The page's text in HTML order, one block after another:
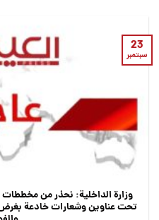
وزارة الداخلية: نحذر من مخططات
تحت عناوين وشعارات خادعة بغرض
23
سبتمبر